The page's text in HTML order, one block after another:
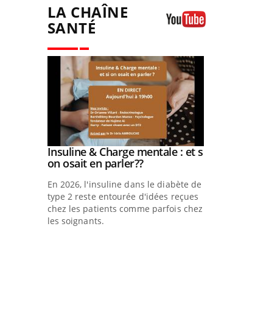
LA CHAÎNE
SANTÉ
Youtube
Insuline & Charge mentale : et si
on osait en parler??Youtube
En 2026, l'insuline dans le diabète de
type 2 reste entourée d'idées reçues
chez les patients comme parfois chez
les soignants.